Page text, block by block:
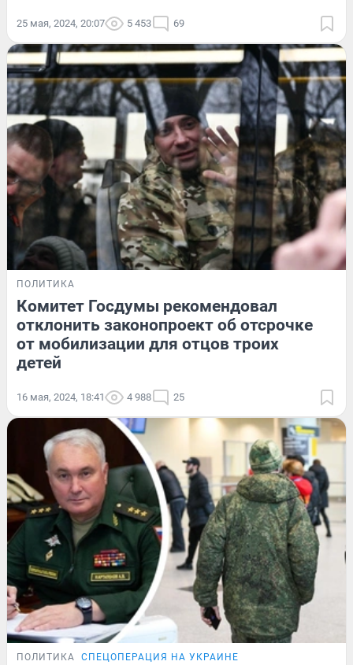
25 мая, 2024, 20:07 5 453 69
ПОЛИТИКА
Комитет Госдумы рекомендовал
отклонить законопроект об отсрочке
от мобилизации для отцов троих
детей
16 мая, 2024, 18:41 4 988 25
ПОЛИТИКА СПЕЦОПЕРАЦИЯ НА УКРАИНЕ